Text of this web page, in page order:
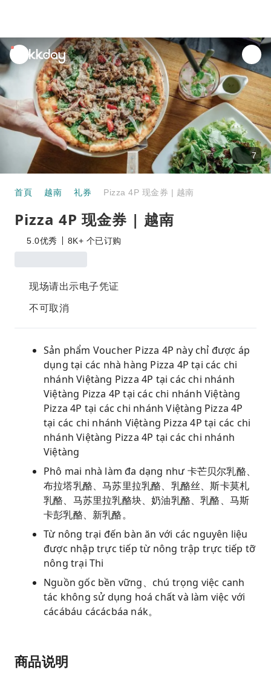
unread
notifications
7
首頁 越南 礼券 Pizza 4P 现金券 | 越南
Pizza 4P 现金券 | 越南
5.0优秀 8K+ 个已订购
现场请出示电子凭证
不可取消
Sản phẩm Voucher Pizza 4P này chỉ được áp
dụng tại các nhà hàng Pizza 4P tại các chi
nhánh Việtàng Pizza 4P tại các chi nhánh
Việtàng Pizza 4P tại các chi nhánh Việtàng
Pizza 4P tại các chi nhánh Việtàng Pizza 4P
tại các chi nhánh Việtàng Pizza 4P tại các chi
nhánh Việtàng Pizza 4P tại các chi nhánh
Việtàng
Phô mai nhà làm đa dạng như 卡芒贝尔乳酪、
布拉塔乳酪、马苏里拉乳酪、乳酪丝、斯卡莫札
乳酪、马苏里拉乳酪块、奶油乳酪、乳酪、马斯
卡彭乳酪、新乳酪。
Từ nông trại đến bàn ăn với các nguyên liệu
được nhập trực tiếp từ nông trập trực tiếp tỡ
nông trại Thi
Nguồn gốc bền vững、chú trọng việc canh
tác không sử dụng hoá chất và làm việc với
cácábáu cácácbáa nák。
商品说明